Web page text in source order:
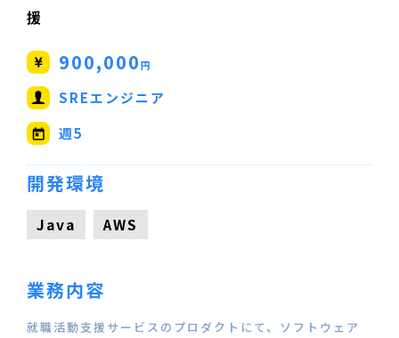
援
900,000円
SREエンジニア
週5
開発環境
Java AWS
業務内容
就職活動支援サービスのプロダクトにて、ソフトウェア